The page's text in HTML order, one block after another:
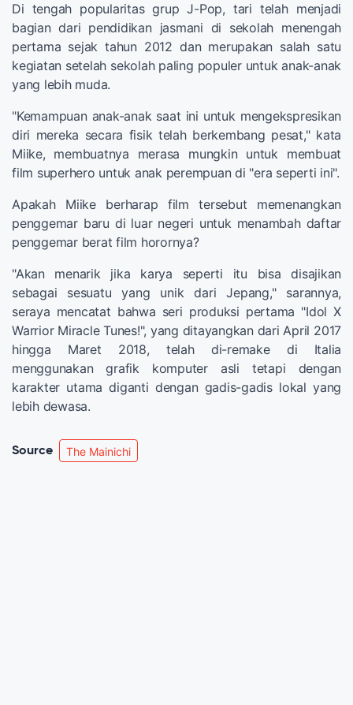
Di tengah popularitas grup J-Pop, tari telah menjadi
bagian dari pendidikan jasmani di sekolah menengah
pertama sejak tahun 2012 dan merupakan salah satu
kegiatan setelah sekolah paling populer untuk anak-anak
yang lebih muda.
"Kemampuan anak-anak saat ini untuk mengekspresikan
diri mereka secara fisik telah berkembang pesat," kata
Miike, membuatnya merasa mungkin untuk membuat
film superhero untuk anak perempuan di "era seperti ini".
Apakah Miike berharap film tersebut memenangkan
penggemar baru di luar negeri untuk menambah daftar
penggemar berat film horornya?
"Akan menarik jika karya seperti itu bisa disajikan
sebagai sesuatu yang unik dari Jepang," sarannya,
seraya mencatat bahwa seri produksi pertama "Idol X
Warrior Miracle Tunes!", yang ditayangkan dari April 2017
hingga Maret 2018, telah di-remake di Italia
menggunakan grafik komputer asli tetapi dengan
karakter utama diganti dengan gadis-gadis lokal yang
lebih dewasa.
Source The Mainichi